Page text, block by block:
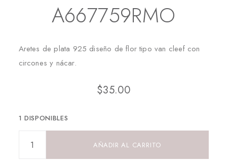
A667759RMO
Aretes de plata 925 diseño de flor tipo van cleef con
circones y nácar.
$35.00
1 DISPONIBLES
AÑADIR AL CARRITO